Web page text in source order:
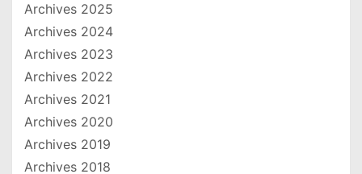
Archives 2025
Archives 2024
Archives 2023
Archives 2022
Archives 2021
Archives 2020
Archives 2019
Archives 2018